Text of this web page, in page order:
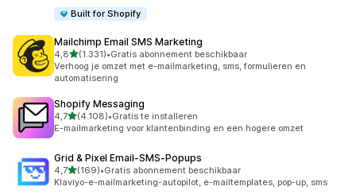
Built for Shopify
Mailchimp Email SMS Marketing
4,8van 5 sterren
(1.331)
1331 recensies in totaal
•Gratis abonnement beschikbaar
Verhoog je omzet met e-mailmarketing, sms, formulieren en
automatisering
Shopify Messaging
4,7van 5 sterren
(4.108)
4108 recensies in totaal
•Gratis te installeren
E-mailmarketing voor klantenbinding en een hogere omzet
Grid & Pixel Email‑SMS‑Popups
4,7van 5 sterren
(169)
169 recensies in totaal
•Gratis abonnement beschikbaar
Klaviyo-e-mailmarketing-autopilot, e-mailtemplates, pop-up, sms